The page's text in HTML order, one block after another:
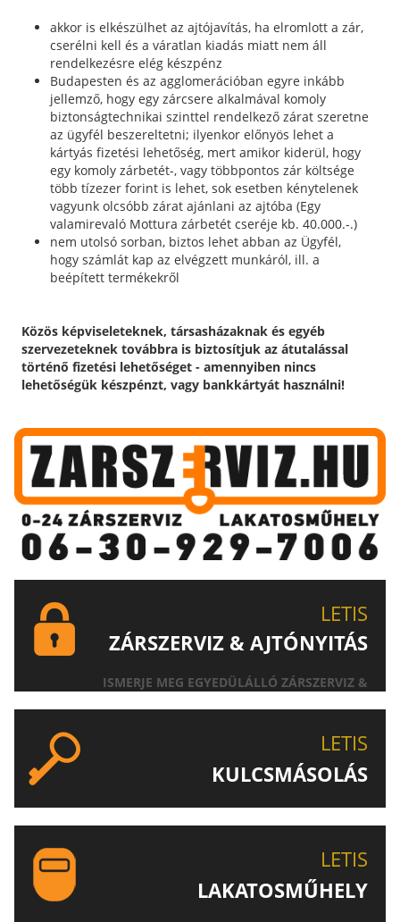
akkor is elkészülhet az ajtójavítás, ha elromlott a zár,
cserélni kell és a váratlan kiadás miatt nem áll
rendelkezésre elég készpénz
Budapesten és az agglomerációban egyre inkább
jellemző, hogy egy zárcsere alkalmával komoly
biztonságtechnikai szinttel rendelkező zárat szeretne
az ügyfél beszereltetni; ilyenkor előnyös lehet a
kártyás fizetési lehetőség, mert amikor kiderül, hogy
egy komoly zárbetét-, vagy többpontos zár költsége
több tízezer forint is lehet, sok esetben kénytelenek
vagyunk olcsóbb zárat ajánlani az ajtóba (Egy
valamirevaló Mottura zárbetét cseréje kb. 40.000.-.)
nem utolsó sorban, biztos lehet abban az Ügyfél,
hogy számlát kap az elvégzett munkáról, ill. a
beépített termékekről
Közös képviseleteknek, társasházaknak és egyéb
szervezeteknek továbbra is biztosítjuk az átutalással
történő fizetési lehetőséget - amennyiben nincs
lehetőségük készpénzt, vagy bankkártyát használni!
LETIS
ZÁRSZERVIZ & AJTÓNYITÁS
ISMERJE MEG EGYEDÜLÁLLÓ ZÁRSZERVIZ &
LETIS
KULCSMÁSOLÁS
LETIS
LAKATOSMŰHELY